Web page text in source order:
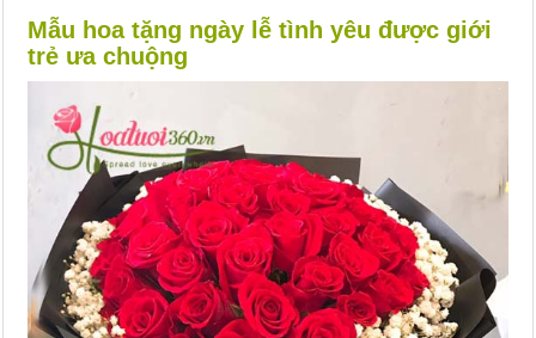
Mẫu hoa tặng ngày lễ tình yêu được giới
trẻ ưa chuộng